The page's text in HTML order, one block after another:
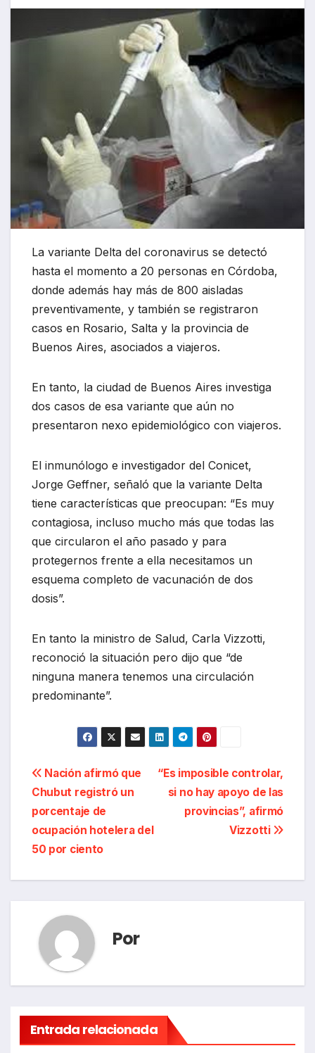
La variante Delta del coronavirus se detectó
hasta el momento a 20 personas en Córdoba,
donde además hay más de 800 aisladas
preventivamente, y también se registraron
casos en Rosario, Salta y la provincia de
Buenos Aires, asociados a viajeros.
En tanto, la ciudad de Buenos Aires investiga
dos casos de esa variante que aún no
presentaron nexo epidemiológico con viajeros.
El inmunólogo e investigador del Conicet,
Jorge Geffner, señaló que la variante Delta
tiene características que preocupan: “Es muy
contagiosa, incluso mucho más que todas las
que circularon el año pasado y para
protegernos frente a ella necesitamos un
esquema completo de vacunación de dos
dosis”.
En tanto la ministro de Salud, Carla Vizzotti,
reconoció la situación pero dijo que “de
ninguna manera tenemos una circulación
predominante”.
Navegación
de
entradas
“Es imposible controlar,
si no hay apoyo de las
provincias”, afirmó
Vizzotti
Nación afirmó que
Chubut registró un
porcentaje de
ocupación hotelera del
50 por ciento
Por
Entrada relacionada